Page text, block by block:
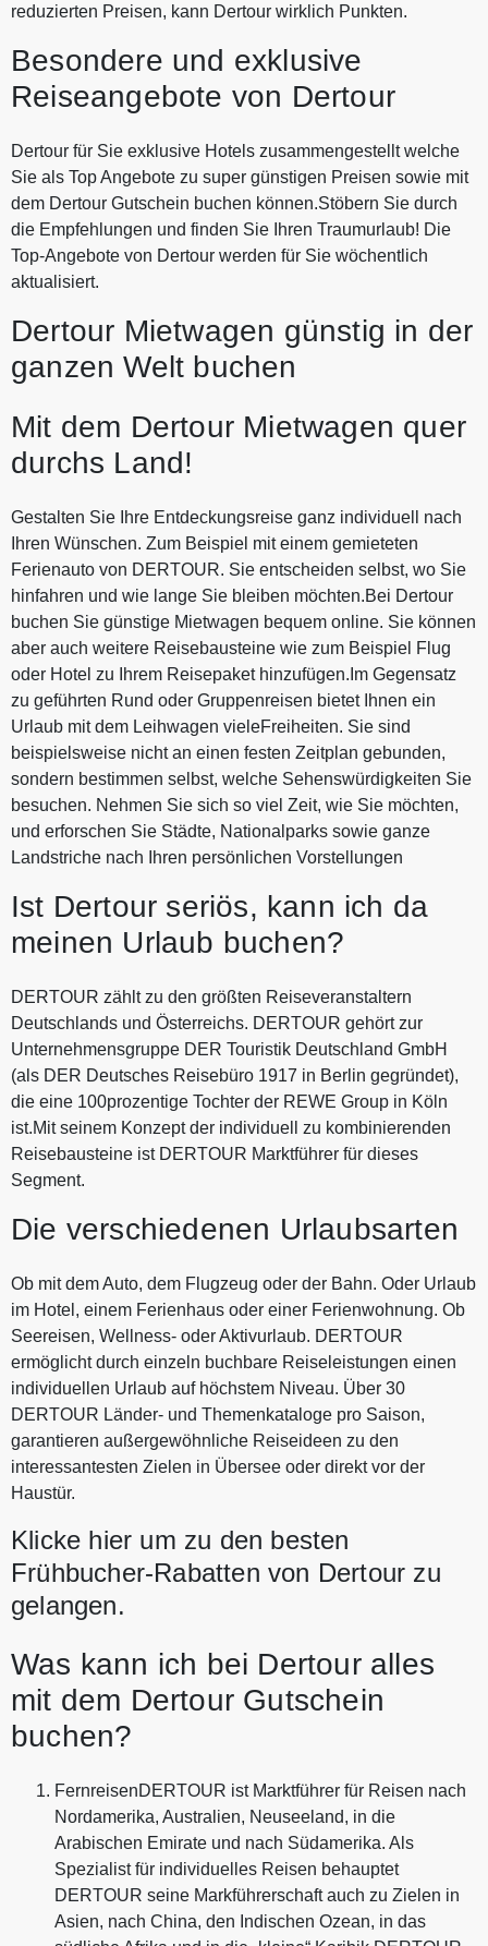
reduzierten Preisen, kann Dertour wirklich Punkten.
Besondere und exklusive
Reiseangebote von Dertour
Dertour für Sie exklusive Hotels zusammengestellt welche
Sie als Top Angebote zu super günstigen Preisen sowie mit
dem Dertour Gutschein buchen können.Stöbern Sie durch
die Empfehlungen und finden Sie Ihren Traumurlaub! Die
Top-Angebote von Dertour werden für Sie wöchentlich
aktualisiert.
Dertour Mietwagen günstig in der
ganzen Welt buchen
Mit dem Dertour Mietwagen quer
durchs Land!
Gestalten Sie Ihre Entdeckungsreise ganz individuell nach
Ihren Wünschen. Zum Beispiel mit einem gemieteten
Ferienauto von DERTOUR. Sie entscheiden selbst, wo Sie
hinfahren und wie lange Sie bleiben möchten.Bei Dertour
buchen Sie günstige Mietwagen bequem online. Sie können
aber auch weitere Reisebausteine wie zum Beispiel Flug
oder Hotel zu Ihrem Reisepaket hinzufügen.Im Gegensatz
zu geführten Rund oder Gruppenreisen bietet Ihnen ein
Urlaub mit dem Leihwagen vieleFreiheiten. Sie sind
beispielsweise nicht an einen festen Zeitplan gebunden,
sondern bestimmen selbst, welche Sehenswürdigkeiten Sie
besuchen. Nehmen Sie sich so viel Zeit, wie Sie möchten,
und erforschen Sie Städte, Nationalparks sowie ganze
Landstriche nach Ihren persönlichen Vorstellungen
Ist Dertour seriös, kann ich da
meinen Urlaub buchen?
DERTOUR zählt zu den größten Reiseveranstaltern
Deutschlands und Österreichs. DERTOUR gehört zur
Unternehmensgruppe DER Touristik Deutschland GmbH
(als DER Deutsches Reisebüro 1917 in Berlin gegründet),
die eine 100prozentige Tochter der REWE Group in Köln
ist.Mit seinem Konzept der individuell zu kombinierenden
Reisebausteine ist DERTOUR Marktführer für dieses
Segment.
Die verschiedenen Urlaubsarten
Ob mit dem Auto, dem Flugzeug oder der Bahn. Oder Urlaub
im Hotel, einem Ferienhaus oder einer Ferienwohnung. Ob
Seereisen, Wellness- oder Aktivurlaub. DERTOUR
ermöglicht durch einzeln buchbare Reiseleistungen einen
individuellen Urlaub auf höchstem Niveau. Über 30
DERTOUR Länder- und Themenkataloge pro Saison,
garantieren außergewöhnliche Reiseideen zu den
interessantesten Zielen in Übersee oder direkt vor der
Haustür.
Klicke hier um zu den besten
Frühbucher-Rabatten von Dertour zu
gelangen.
Was kann ich bei Dertour alles
mit dem Dertour Gutschein
buchen?
FernreisenDERTOUR ist Marktführer für Reisen nach
Nordamerika, Australien, Neuseeland, in die
Arabischen Emirate und nach Südamerika. Als
Spezialist für individuelles Reisen behauptet
DERTOUR seine Markführerschaft auch zu Zielen in
Asien, nach China, den Indischen Ozean, in das